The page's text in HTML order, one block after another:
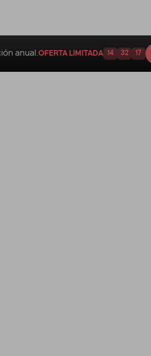
anual.OFERTA LIMITADA 14 32 16